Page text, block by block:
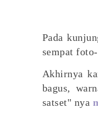
Pada
sempat
Akhirnya
bagus,
satset" nya